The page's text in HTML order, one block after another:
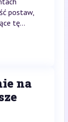
postaw,
tę...
na